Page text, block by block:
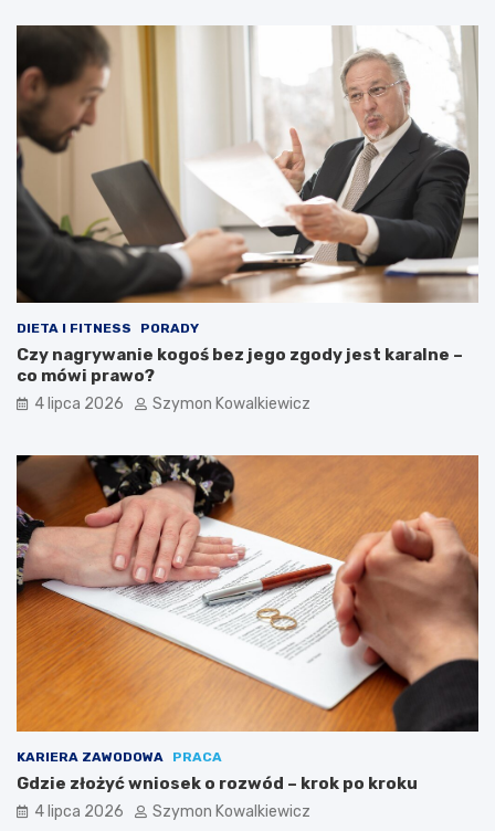
DIETA I FITNESS PORADY
Czy nagrywanie kogoś bez jego zgody jest karalne –
co mówi prawo?
4 lipca 2026 Szymon Kowalkiewicz
KARIERA ZAWODOWA PRACA
Gdzie złożyć wniosek o rozwód – krok po kroku
4 lipca 2026 Szymon Kowalkiewicz